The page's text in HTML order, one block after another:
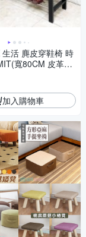
生活 麂皮穿鞋椅 時
寬80CM 皮革坐
加入購物車